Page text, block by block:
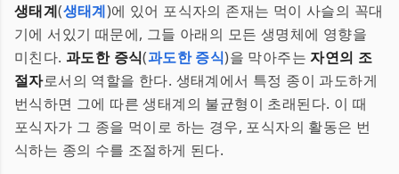
생태계(생태계)에 있어 포식자의 존재는 먹이 사슬의 꼭대
기에 서있기 때문에, 그들 아래의 모든 생명체에 영향을
미친다. 과도한 증식(과도한 증식)을 막아주는자연의 조
절자로서의 역할을 한다. 생태계에서 특정 종이 과도하게
번식하면 그에 따른 생태계의 불균형이 초래된다. 이 때
포식자가 그 종을 먹이로 하는 경우, 포식자의 활동은 번
식하는 종의 수를 조절하게 된다.